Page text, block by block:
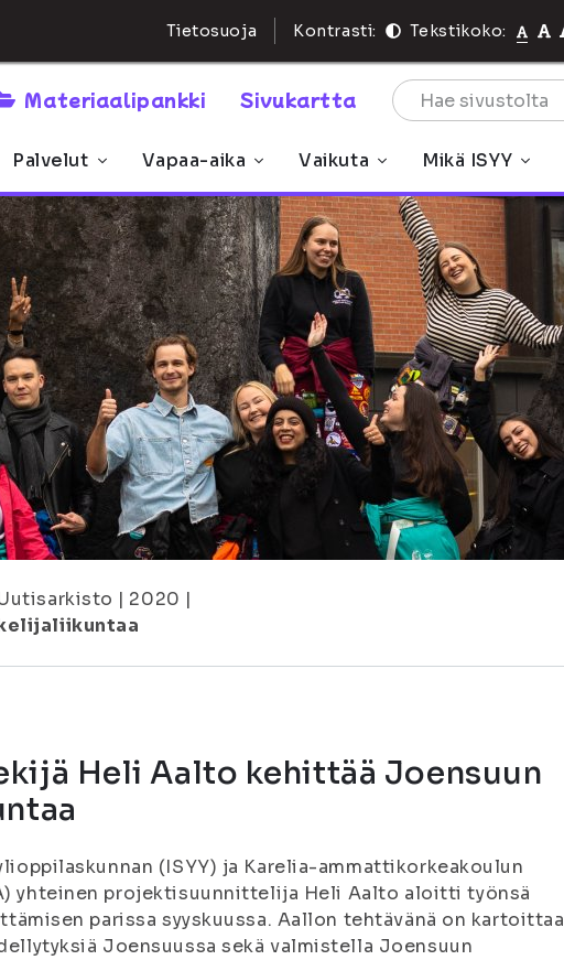
Tietosuoja Kontrasti: Tekstikoko:
Materiaalipankki Sivukartta
Palvelut Vapaa-aika Vaikuta Mikä ISYY
| 2020 |
Heli Aalto kehittää Joensuun
(ISYY) ja Karelia-ammattikorkeakoulun
yhteinen projektisuunnittelija Heli Aalto aloitti työnsä
parissa syyskuussa. Aallon tehtävänä on kartoittaa
Joensuussa sekä valmistella Joensuun